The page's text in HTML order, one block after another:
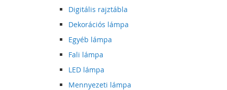
Digitális rajztábla
Dekorációs lámpa
Egyéb lámpa
Fali lámpa
LED lámpa
Mennyezeti lámpa